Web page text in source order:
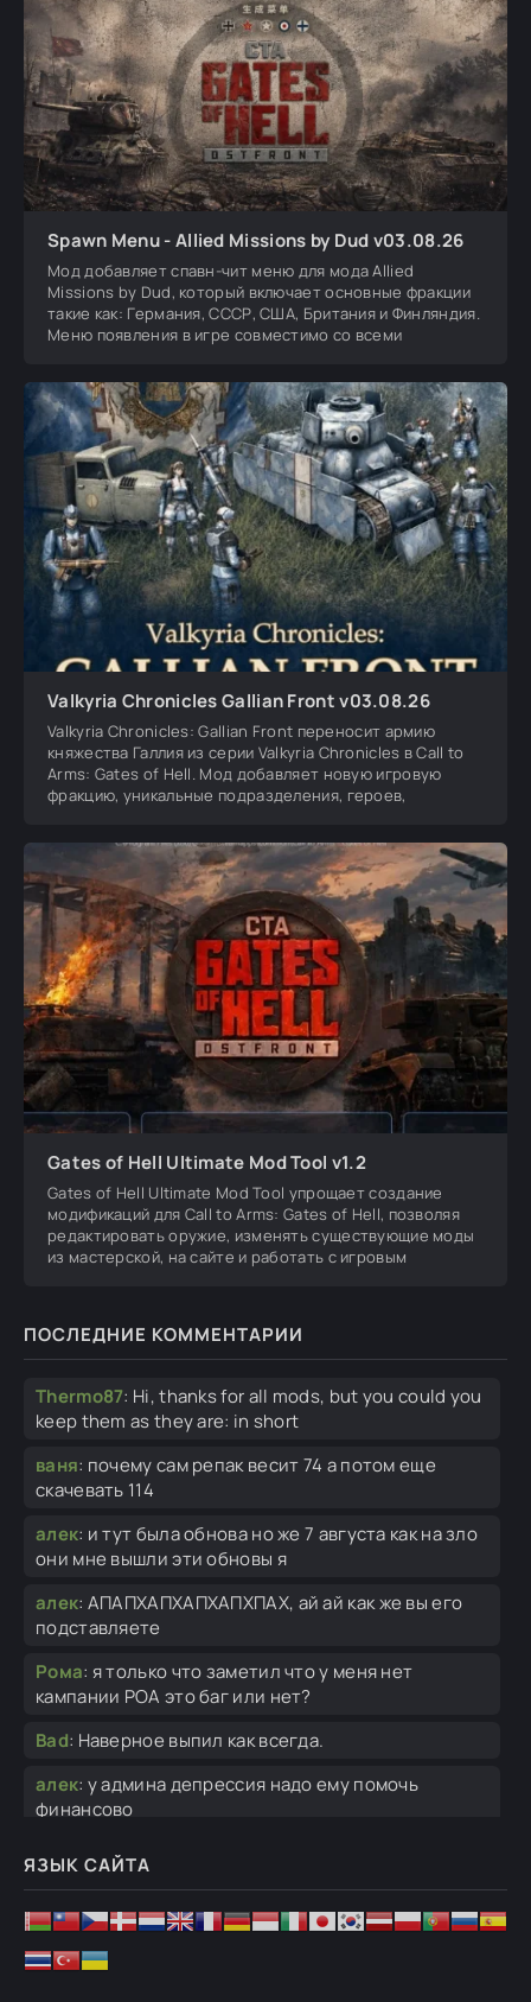
Spawn Menu - Allied Missions by Dud v03.08.26
Мод добавляет спавн-чит меню для мода Allied
Missions by Dud, который включает основные фракции
такие как: Германия, СССР, США, Британия и Финляндия.
Меню появления в игре совместимо со всеми
Valkyria Chronicles Gallian Front v03.08.26
Valkyria Chronicles: Gallian Front переносит армию
княжества Галлия из серии Valkyria Chronicles в Call to
Arms: Gates of Hell. Мод добавляет новую игровую
фракцию, уникальные подразделения, героев,
Gates of Hell Ultimate Mod Tool v1.2
Gates of Hell Ultimate Mod Tool упрощает создание
модификаций для Call to Arms: Gates of Hell, позволяя
редактировать оружие, изменять существующие моды
из мастерской, на сайте и работать с игровым
ПОСЛЕДНИЕ КОММЕНТАРИИ
Thermo87: Hi, thanks for all mods, but you could you
keep them as they are: in short
ваня: почему сам репак весит 74 а потом еще
скачевать 114
алек: и тут была обнова но же 7 августа как на зло
они мне вышли эти обновы я
алек: АПАПХАПХАПХАПХПАХ, ай ай как же вы его
подставляете
Рома: я только что заметил что у меня нет
кампании РОА это баг или нет?
Bad: Наверное выпил как всегда.
алек: у админа депрессия надо ему помочь
финансово
алек спасибо...
Ghosteron:обновлю завтра.
не благодарное
ЯЗЫК САЙТА